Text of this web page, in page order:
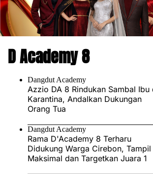
D Academy 8
Dangdut Academy
Azzio DA 8 Rindukan Sambal Ibu
Karantina, Andalkan Dukungan
Orang Tua
Dangdut Academy
Rama D'Academy 8 Terharu
Didukung Warga Cirebon, Tampil
Maksimal dan Targetkan Juara 1